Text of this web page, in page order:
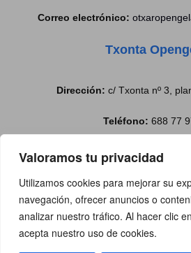
Valoramos tu privacidad
Utilizamos cookies para mejorar su
navegación, ofrecer anuncios o
analizar nuestro tráfico. Al hacer clic
acepta nuestro uso de cookies.
Correo electrónico:
Txonta
Dirección: c/ Txonta nº 3,
Teléfono: 688 77
Correo electrónico:
Copyright@2019 |